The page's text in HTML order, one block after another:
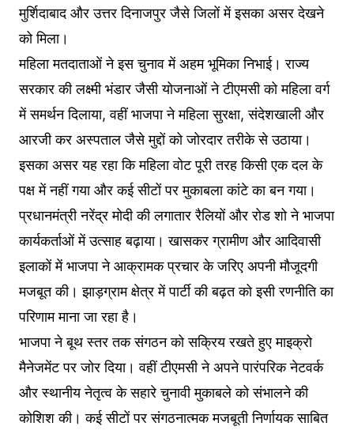
मुर्शिदाबाद और उत्तर दिनाजपुर जैसे जिलों में इसका असर देखने
को मिला।
महिला मतदाताओं ने इस चुनाव में अहम भूमिका निभाई। राज्य
सरकार की लक्ष्मी भंडार जैसी योजनाओं ने टीएमसी को महिला वर्ग
में समर्थन दिलाया, वहीं भाजपा ने महिला सुरक्षा, संदेशखाली और
आरजी कर अस्पताल जैसे मुद्दों को जोरदार तरीके से उठाया।
इसका असर यह रहा कि महिला वोट पूरी तरह किसी एक दल के
पक्ष में नहीं गया और कई सीटों पर मुकाबला कांटे का बन गया।
प्रधानमंत्री नरेंद्र मोदी की लगातार रैलियों और रोड शो ने भाजपा
कार्यकर्ताओं में उत्साह बढ़ाया। खासकर ग्रामीण और आदिवासी
इलाकों में भाजपा ने आक्रामक प्रचार के जरिए अपनी मौजूदगी
मजबूत की। झाड़ग्राम क्षेत्र में पार्टी की बढ़त को इसी रणनीति का
परिणाम माना जा रहा है।
भाजपा ने बूथ स्तर तक संगठन को सक्रिय रखते हुए माइक्रो
मैनेजमेंट पर जोर दिया। वहीं टीएमसी ने अपने पारंपरिक नेटवर्क
और स्थानीय नेतृत्व के सहारे चुनावी मुकाबले को संभालने की
कोशिश की। कई सीटों पर संगठनात्मक मजबूती निर्णायक साबित